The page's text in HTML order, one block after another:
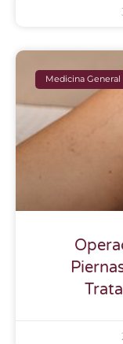
Medicina General